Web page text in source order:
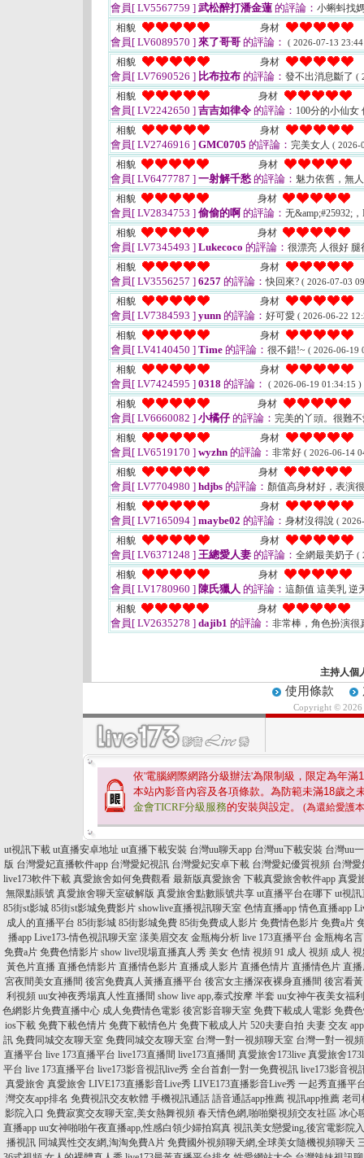
會員[ LV5567759 ] 武松醉打潘金蓮 的評論： 小蝌蚪找
相貌
身材
會員[ LV6089570 ] 來了哥哥 的評論： ( 2026-07-13
相貌 身材
會員[ LV7690526 ] 比布拉布 的評論： 發不出消息斷了 (
相貌 身材
會員[ LV2242650 ] 吉吉如律令 的評論： 100分的小仙女
相貌
身材
會員[ LV2746916 ] GMC0705 的評論： 完美女人 ( 2026-
相貌 身材
會員[ LV6477787 ] 一射解千愁 的評論： 魅力依舊，無
相貌
身材
會員[ LV2834753 ] 偷偷的啊 的評論： 无&amp;#25932;
相貌
身材
會員[ LV7345493 ] Lukecoco 的評論： 很漂亮 人很好
相貌
身材
會員[ LV3556257 ] 6257 的評論：快回來? ( 2026-07-03
相貌 身材
會員[ LV7384593 ] yunn 的評論： 好可愛 ( 2026-06-22
相貌 身材
會員[ LV4140450 ] Time 的評論： 很不錯!~ ( 2026-06-19
相貌 身材
會員[ LV7424595 ] 0318 的評論： ( 2026-06-19 01:34:15 )
相貌 身材
會員[ LV6660082 ] 小橘仔的評論： 完美的丫頭。很難
相貌
身材
會員[ LV6519170 ] wyzhn 的評論： 非常好 ( 2026-06-14
相貌 身材
會員[ LV7704980 ] hdjbs 的評論： 顏值高身材好，表演
相貌
身材
會員[ LV7165094 ] maybe02 的評論： 身材沒得說 (
相貌 身材
會員[ LV6371248 ] 王總愛人妻 的評論： 全網最美奶子 (
相貌 身材
會員[ LV1780960 ] 陳氏獵人 的評論： 這顏值 這美乳 逆
相貌
身材
會員[ LV2635278 ] dajib1 的評論： 非常棒，角色扮演很
主持人個
使用條款
Copyright ©
依'電腦網際網路分級辦法'為限制級，限定為年滿
本站內影音內容及各項條款。為防範未滿18歲之
金會TICRF分級服務的安裝與設定。 (為還給愛護
ut視訊下載 ut直播安卓地址 ut直播下載安裝 台灣uu聊天app 台灣uu下載安裝 台灣uu
版 台灣愛妃直播軟件app 台灣愛妃視訊 台灣愛妃安卓下載 台灣愛妃優質視頻 台灣
live173軟件下載 真愛旅舍如何免費觀看 最新版真愛旅舍 下載真愛旅舍軟件app 真愛
無限點賬號 真愛旅舍聊天室破解版 真愛旅舍點數賬號共享 ut直播平台在哪下 ut視訊
85街st影城 85街st影城免費影片 showlive直播視訊聊天室 色情直播app 情色直播app
成人的直播平台 85街影城 85街影城免費 85街免費成人影片 免費情色影片 免費a片
播app Live173-情色視訊聊天室 漾美眉交友 金瓶梅分析 live 173直播平台 金瓶梅名言
免費a片 免費色情影片 show live現場直播真人秀 美女 色情 視頻 91 成人 視頻 成人
黃色片直播 直播色情影片 直播情色影片 直播成人影片 直播色情片 直播情色片 直
宮夜間美女直播間 後宮免費真人黃播直播平台 後宮女主播深夜裸身直播間 後宮看
利視頻 uu女神夜秀場真人性直播間 show live app,泰式按摩 半套 uu女神午夜美女福
色網影片免費直播中心 成人免費情色電影 後宮影音聊天室 免費下載成人電影 免費
ios下載 免費下載色情片 免費下載情色片 免費下載成人片 520夫妻自拍 夫妻 交友 app
訊 免費同城交友聊天室 免費同城交友聊天室 台灣一對一視頻聊天室 台灣一對一視
直播平台 live 173直播平台 live173直播間 live173直播間 真愛旅舍173live 真愛旅舍
平台 live 173直播平台 live173影音視訊live秀 全台首創一對一免費視訊 live173影音視
真愛旅舍 真愛旅舍 LIVE173直播影音Live秀 LIVE173直播影音Live秀 一起秀直播平
灣交友app排名 免費視訊交友軟體 手機視訊通話 語音通話app推薦 視訊app推薦 老司
影院入口 免費寂寞交友聊天室,美女熱舞視頻 春天情色網,啪啪樂視頻交友社區 冰心
直播app uu女神啪啪午夜直播app,性感白領少婦拍寫真 視訊美女戀愛ing,後宮電影院
播視訊 同城異性交友網,淘淘免費A片 免費國外視頻聊天網,全球美女隨機視頻聊天